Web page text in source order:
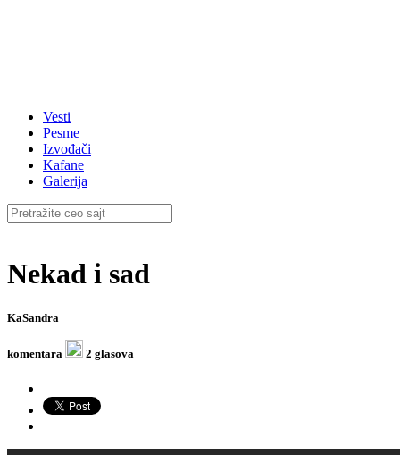
Vesti
Pesme
Izvođači
Kafane
Galerija
Nekad i sad
KaSandra
komentara 2 glasova